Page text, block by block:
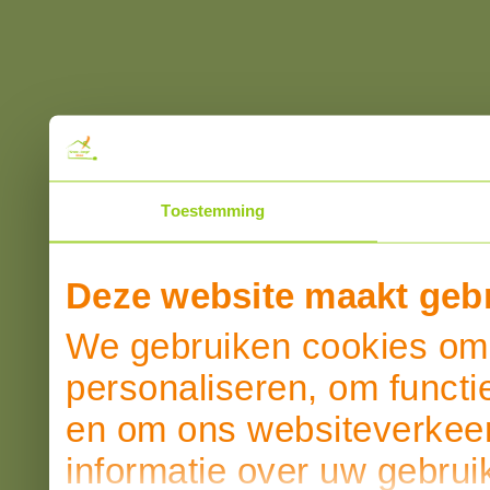
Toestemming
Deze website maakt
We gebruiken cookies
personaliseren, om
en om ons
informatie over uw